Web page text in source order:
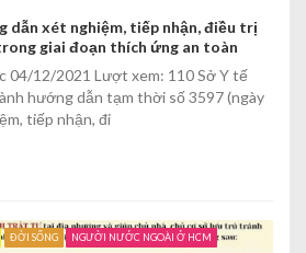
dẫn xét nghiệm, tiếp nhận, điều trị
giai đoạn thích ứng an toàn
04/12/2021 Lượt xem: 110 Sở Y tế
hướng dẫn tạm thời số 3597 (ngày
tiếp nhận, đi
ĐỜI SỐNG
NGƯỜI NƯỚC NGOÀI Ở HCM